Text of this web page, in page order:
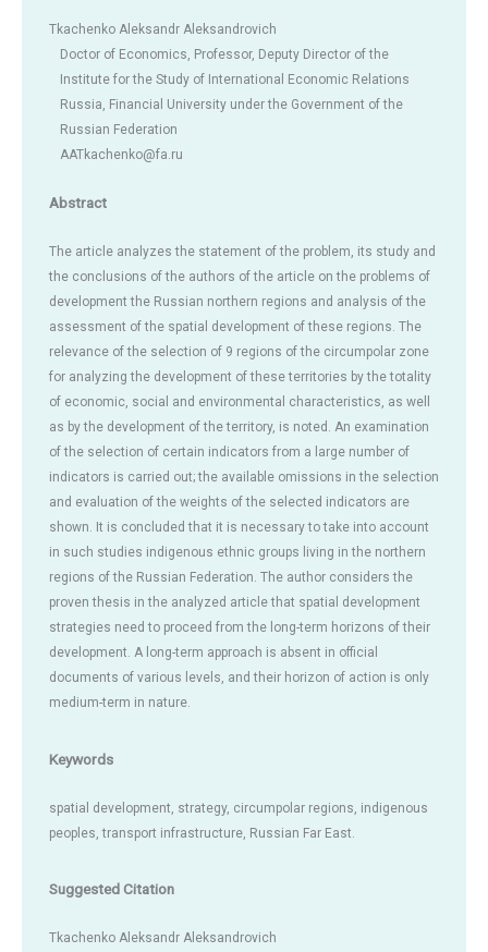
Tkachenko Aleksandr Aleksandrovich
Doctor of Economics, Professor, Deputy Director of the
Institute for the Study of International Economic Relations
Russia, Financial University under the Government of the
Russian Federation
AATkachenko@fa.ru
Abstract
The article analyzes the statement of the problem, its study and
the conclusions of the authors of the article on the problems of
development the Russian northern regions and analysis of the
assessment of the spatial development of these regions. The
relevance of the selection of 9 regions of the circumpolar zone
for analyzing the development of these territories by the totality
of economic, social and environmental characteristics, as well
as by the development of the territory, is noted. An examination
of the selection of certain indicators from a large number of
indicators is carried out; the available omissions in the selection
and evaluation of the weights of the selected indicators are
shown. It is concluded that it is necessary to take into account
in such studies indigenous ethnic groups living in the northern
regions of the Russian Federation. The author considers the
proven thesis in the analyzed article that spatial development
strategies need to proceed from the long-term horizons of their
development. A long-term approach is absent in official
documents of various levels, and their horizon of action is only
medium-term in nature.
Keywords
spatial development, strategy, circumpolar regions, indigenous
peoples, transport infrastructure, Russian Far East.
Suggested Citation
Tkachenko Aleksandr Aleksandrovich